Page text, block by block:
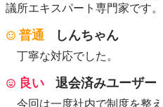
議所エキスパート専門家です
普通 しんちゃん
丁寧な対応でした。
良い 退会済みユーザー
今回は一度社内で制度を整